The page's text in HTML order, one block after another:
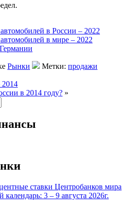
в России – 2022
в мире – 2022
Рынки Метки: продажи
в 2014 году? »
ставки Центробанков мира
3 – 9 августа 2026г.